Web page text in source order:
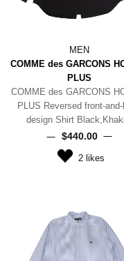
MEN
COMME des GARCONS
PLUS
COMME des GARCONS
PLUS Reversed front-
design Shirt
$‌440.00
2likes